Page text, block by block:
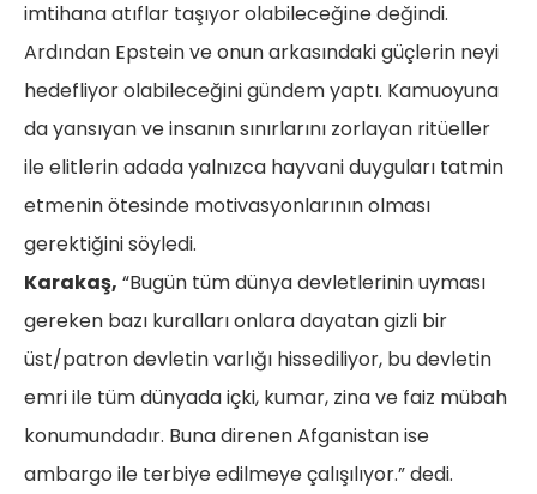
imtihana atıflar taşıyor olabileceğine değindi.
Ardından Epstein ve onun arkasındaki güçlerin neyi
hedefliyor olabileceğini gündem yaptı. Kamuoyuna
da yansıyan ve insanın sınırlarını zorlayan ritüeller
ile elitlerin adada yalnızca hayvani duyguları tatmin
etmenin ötesinde motivasyonlarının olması
gerektiğini söyledi.
Karakaş, “Bugün tüm dünya devletlerinin uyması
gereken bazı kuralları onlara dayatan gizli bir
üst/patron devletin varlığı hissediliyor, bu devletin
emri ile tüm dünyada içki, kumar, zina ve faiz mübah
konumundadır. Buna direnen Afganistan ise
ambargo ile terbiye edilmeye çalışılıyor.” dedi.